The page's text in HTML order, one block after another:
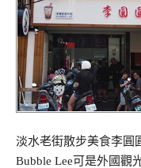
淡水老街散步美食李圓
Bubble Lee可是外國觀